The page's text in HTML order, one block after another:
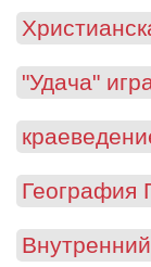
"Удача"
География